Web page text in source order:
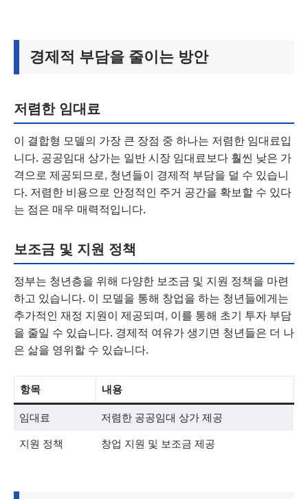
경제적 부담을 줄이는 방안
저렴한 임대료
이 결합형 모델의 가장 큰 장점 중 하나는 저렴한 임대료입
니다. 공공임대 상가는 일반 시장 임대료보다 훨씬 낮은 가
격으로 제공되므로, 청년들이 경제적 부담을 덜 수 있습니
다. 저렴한 비용으로 안정적인 주거 공간을 확보할 수 있다
는 점은 매우 매력적입니다.
보조금 및 지원 정책
정부는 청년층을 위해 다양한 보조금 및 지원 정책을 마련
하고 있습니다. 이 모델을 통해 창업을 하는 청년들에게는
추가적인 재정 지원이 제공되며, 이를 통해 초기 투자 부담
을 줄일 수 있습니다. 경제적 여유가 생기면 청년들은 더 나
은 삶을 영위할 수 있습니다.
항목 내용
임대료 저렴한 공공임대 상가 제공
지원 정책 창업 지원 및 보조금 제공